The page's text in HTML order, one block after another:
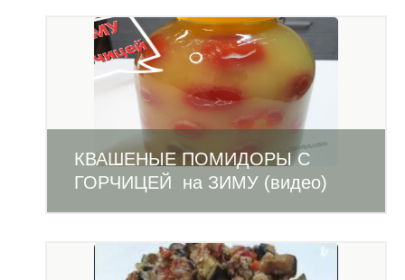
КВАШЕНЫЕ ПОМИДОРЫ С
ГОРЧИЦЕЙ на ЗИМУ (видео)